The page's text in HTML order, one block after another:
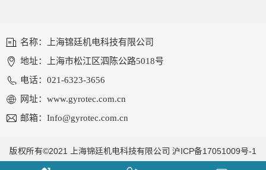
名称：上海锦廷机电科技有限公司
地址：上海市松江区泗陈公路5018号
电话：021-6323-3656
网址：www.gyrotec.com.cn
邮箱：Info@gyrotec.com.cn
版权所有©2021 上海锦廷机电科技有限公司 沪ICP备17051009号-1